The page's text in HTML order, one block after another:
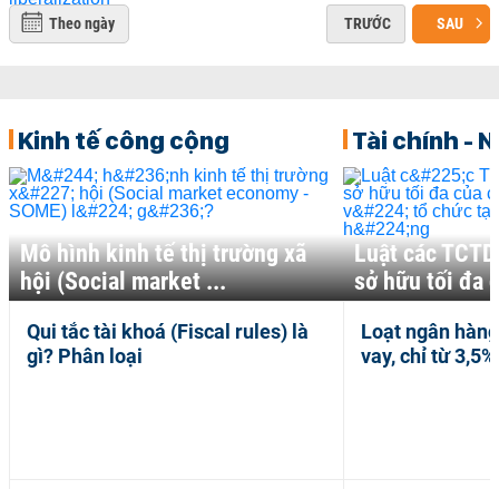
Theo ngày TRƯỚC SAU
Kinh tế công cộng
Mô hình kinh tế thị trường xã
hội (Social market ...
Qui tắc tài khoá (Fiscal rules) là
gì? Phân loại
Tài chính -
Luật các
sở hữu tối đa
Loạt ngân
vay, chỉ từ